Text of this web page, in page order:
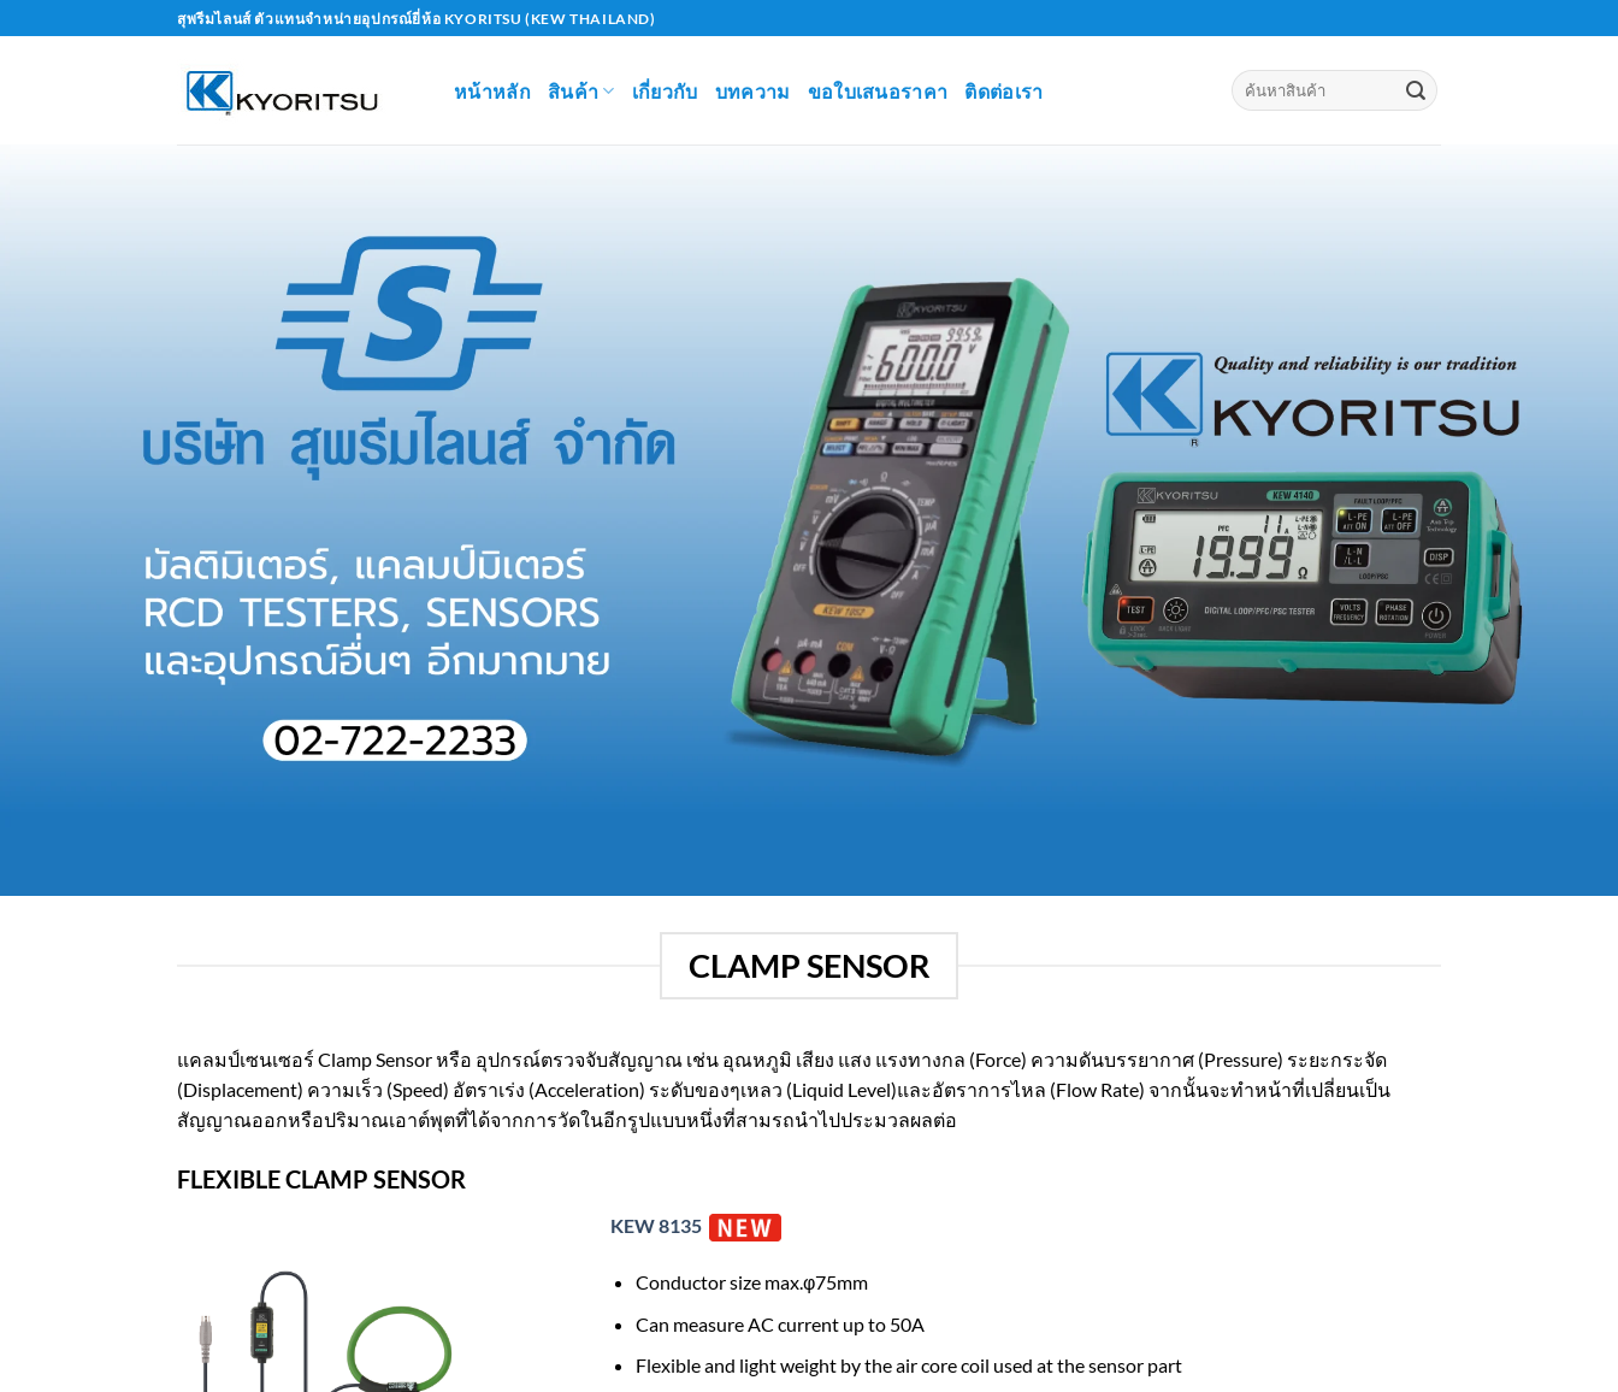
to
สุพรีมไลนส์ ตัวแทนจำหน่ายอุปกรณ์ยี่ห้อ KYORITSU (KEW THAILAND)
หน้าหลัก สินค้า เกี่ยวกับ บทความ ขอใบเสนอราคา ติดต่อเรา
Search
for:
CLAMP SENSOR
แคลมป์เซนเซอร์ Clamp Sensor หรือ อุปกรณ์ตรวจจับสัญญาณ เช่น อุณหภูมิ เสียง แสง แรงทางกล (Force) ความดันบรรยากาศ (Pressure) ระยะกระจัด
(Displacement) ความเร็ว (Speed) อัตราเร่ง (Acceleration) ระดับของๆเหลว (Liquid Level)และอัตราการไหล (Flow Rate) จากนั้นจะทำหน้าที่เปลี่ยนเป็น
สัญญาณออกหรือปริมาณเอาต์พุตที่ได้จากการวัดในอีกรูปแบบหนึ่งที่สามรถนำไปประมวลผลต่อ
FLEXIBLE CLAMP SENSOR
KEW 8135
Conductor size max.φ75mm
Can measure AC current up to 50A
Flexible and light weight by the air core coil used at the sensor part